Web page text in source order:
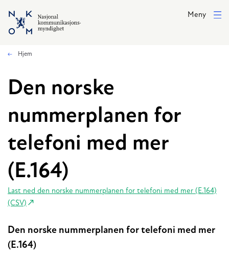
Hopp til hovedinnhold
Meny
Hjem
Den norske
nummerplanen for
telefoni med mer
(E.164)
Last ned den norske nummerplanen for telefoni med mer (E.164)
(CSV)
Den norske nummerplanen for telefoni med mer
(E.164)